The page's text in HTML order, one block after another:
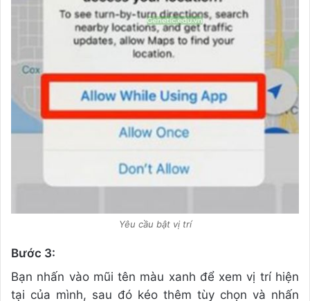
Yêu cầu bật vị trí
Bước 3:
Bạn nhấn vào mũi tên màu xanh để xem vị trí hiện
tại của mình, sau đó kéo thêm tùy chọn và nhấn